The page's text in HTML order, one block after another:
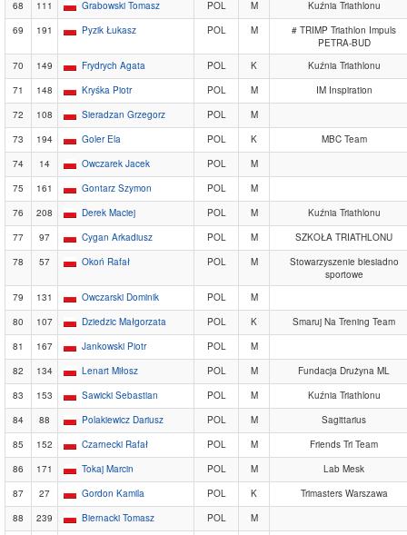
68 111 Grabowski Tomasz POL M
Kuźnia Triathlonu
69
191 Pyzik Łukasz POL M
# TRIMP Triathlon Impuls
PETRA-BUD
70
149 Frydrych Agata POL K
Kuźnia Triathlonu
71
148 Kryśka Piotr POL M
IM Inspiration
72
108 Sieradzan Grzegorz POL
M
73
194 Goler Ela POL K
MBC Team
74
14 Owczarek Jacek POL
M
75
161 Gontarz Szymon POL
M
76
208 Derek Maciej POL M
Kuźnia Triathlonu
77
97 Cygan Arkadiusz POL M
SZKOŁA TRIATHLONU
78
57 Okoń Rafał POL M
Stowarzyszenie biesiadno
sportowe
79
131 Owczarski Dominik POL
M
80
107 Dziedzic Małgorzata POL K
Smaruj Na Trening Team
81
167 Jankowski Piotr POL
M
82
134 Lenart Miłosz POL M
Fundacja Drużyna ML
83
153 Sawicki Sebastian POL M
Kuźnia Triathlonu
84
88 Polakiewicz Dariusz POL M
Sagittarius
85
152 Czarnecki Rafał POL M
Friends Tri Team
86
171 Tokaj Marcin POL M
Lab Mesk
87
27 Gordon Kamila POL K
Trimasters Warszawa
88
239 Biernacki Tomasz POL
M